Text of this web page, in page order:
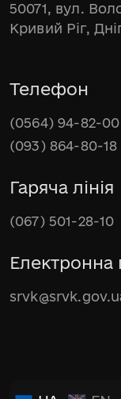
50071, вул.
Кривий Ріг,
Телефон
(0564) 94-82-00
(093) 864-80-18
Гаряча лінія
(067) 501-28-10
Електронна